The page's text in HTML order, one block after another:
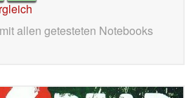
allen getesteten Notebooks